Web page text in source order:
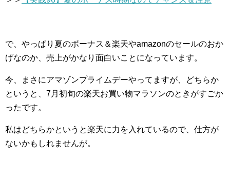
で、やっぱり夏のボーナス＆楽天やamazonのセールのおか
げなのか、売上がかなり面白いことになっています。
今、まさにアマゾンプライムデーやってますが、どちらか
というと、7月初旬の楽天お買い物マラソンのときがすごか
ったです。
私はどちらかというと楽天に力を入れているので、仕方が
ないかもしれませんが。